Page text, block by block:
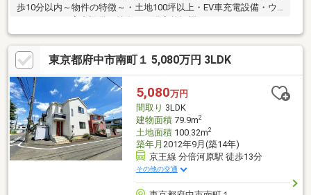
歩10分以内～物件の特徴～・土地100坪以上・EV車充電設備・ウ
ーゼット付・ウォークインクローゼット付・床暖房付・ＬＤＫ１
８畳以上・ＴＶモニタ付インターホン付・トイレ２ヶ所（1階、2
階）・温水洗浄便座・対面式システムキッチン（食器洗乾燥機、
浄水器付）※間取りは、5LDK＋2S＋DKになります。※建築基準法
道路に面している間口が3.8m、それ以外の通路に面している間口
が18.3mになります。
東京都府中市南町１ 5,080万円 3LDK
5,080万円
間取り 3LDK
建物面積79.9m2
土地面積100.32m2
築年月 2012年9月(築14年)
京王線 分倍河原駅 徒歩13分
その他の交通